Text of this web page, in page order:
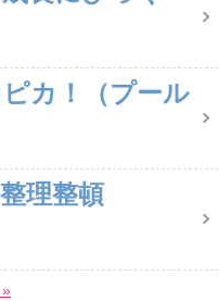
カ！（プール
理整頓
»